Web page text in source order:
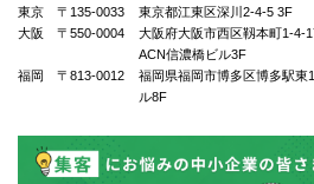
東京 〒135-0033
東京都江東区深川2-4-5 3F
大阪 〒550-0004
⼤阪府⼤阪市⻄区靱本町1-4-
ACN信濃橋ビル3F
福岡 〒813-0012
福岡県福岡市博多区博多駅東
ル8F